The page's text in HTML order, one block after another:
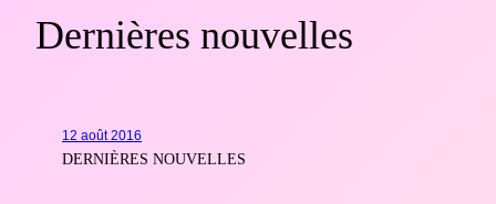
Dernières nouvelles
12 août 2016
DERNIÈRES NOUVELLES